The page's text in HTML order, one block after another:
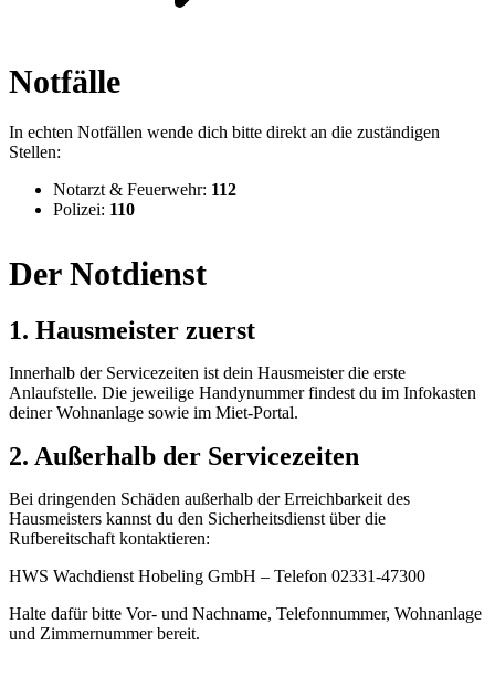
Notfälle
In echten Notfällen wende dich bitte direkt an die zuständigen
Stellen:
Notarzt & Feuerwehr: 112
Polizei: 110
Der Notdienst
1. Hausmeister zuerst
Innerhalb der Servicezeiten ist dein Hausmeister die erste
Anlaufstelle. Die jeweilige Handynummer findest du im Infokasten
deiner Wohnanlage sowie im Miet-Portal.
2. Außerhalb der Servicezeiten
Bei dringenden Schäden außerhalb der Erreichbarkeit des
Hausmeisters kannst du den Sicherheitsdienst über die
Rufbereitschaft kontaktieren:
HWS Wachdienst Hobeling GmbH – Telefon 02331-47300
Halte dafür bitte Vor- und Nachname, Telefonnummer, Wohnanlage
und Zimmernummer bereit.